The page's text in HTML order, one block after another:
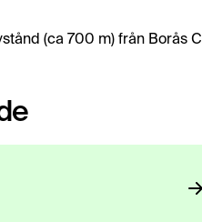
(ca 700 m) från Borås C